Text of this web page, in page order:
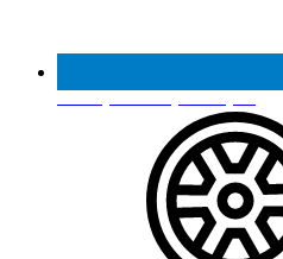
Реестр МинПромТорга